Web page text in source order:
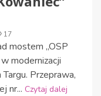
17
mostem „OSP
modernizacji
Przeprawa,
nr... Czytaj dalej